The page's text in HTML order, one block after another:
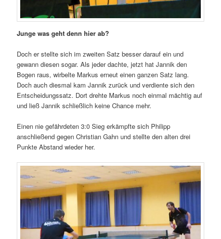
Junge was geht denn hier ab?
Doch er stellte sich im zweiten Satz besser darauf ein und
gewann diesen sogar. Als jeder dachte, jetzt hat Jannik den
Bogen raus, wirbelte Markus erneut einen ganzen Satz lang.
Doch auch diesmal kam Jannik zurück und verdiente sich den
Entscheidungssatz. Dort drehte Markus noch einmal mächtig auf
und ließ Jannik schließlich keine Chance mehr.
Einen nie gefährdeten 3:0 Sieg erkämpfte sich Philipp
anschließend gegen Christian Gahn und stellte den alten drei
Punkte Abstand wieder her.